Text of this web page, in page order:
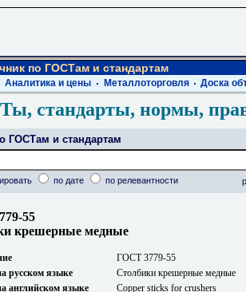
по ГОСТам и стандартам
Аналитика и цены Металлоторговля Доска
стандарты, нормы,
ГОСТам и стандартам
по дате по релевантности
55
крешерные медные
ГОСТ 3779-55
русском языке
Столбики крешерные медные
английском языке
Copper sticks for crushers